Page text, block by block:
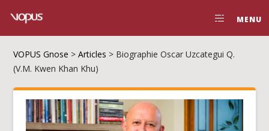
MENU
VOPUS Gnose >Articles > Biographie Oscar Uzcategui Q.
(V.M. Kwen Khan Khu)